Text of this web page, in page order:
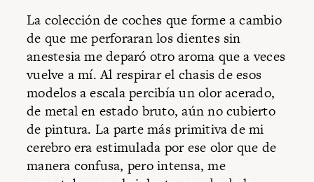
La colección de coches que forme a cambio
de que me perforaran los dientes sin
anestesia me deparó otro aroma que a veces
vuelve a mí. Al respirar el chasis de esos
modelos a escala percibía un olor acerado,
de metal en estado bruto, aún no cubierto
de pintura. La parte más primitiva de mi
cerebro era estimulada por ese olor que de
manera confusa, pero intensa, me